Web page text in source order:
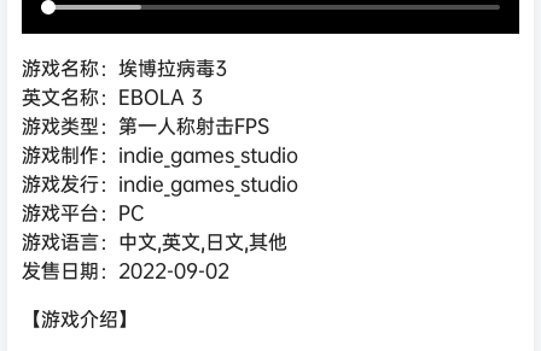
游戏名称：埃博拉病毒3
英文名称：EBOLA 3
游戏类型：第一人称射击FPS
游戏制作：indie_games_studio
游戏发行：indie_games_studio
游戏平台：PC
游戏语言：中文,英文,日文,其他
发售日期：2022-09-02
【游戏介绍】